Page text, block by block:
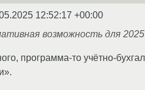
12:52:17 +00:00
возможность для 2025
программа-то учётно-